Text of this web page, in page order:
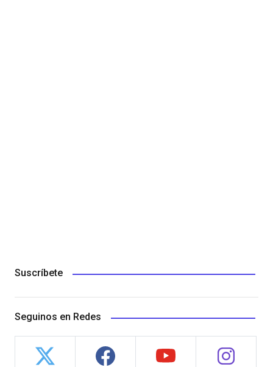
Suscríbete
Seguinos en Redes